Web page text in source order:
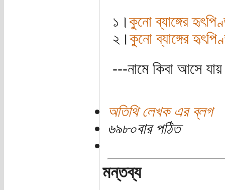
১।কুনো ব্যাঙ্গের
২।কুনো ব্যাঙ্গের
---নামে কিবা আসে যায়
অতিথি লেখক এর ব্লগ
৬৯৮০বার পঠিত
মন্তব্য